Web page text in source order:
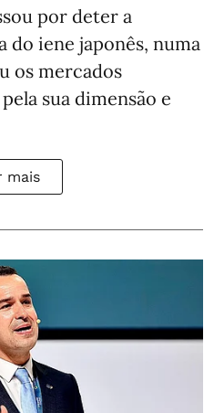
por deter a
do iene japonês, numa
os mercados
sua dimensão e
mais